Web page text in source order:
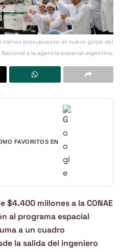
presupuesto: el nuevo golpe del
a la agencia espacial argentina.
FAVORITOS EN
$4.400 millones a la CONAE
al programa espacial
a un cuadro
la salida del ingeniero